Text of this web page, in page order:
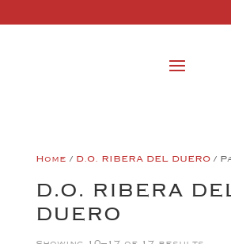
Home / D.O. RIBERA DEL DUERO/
D.O. RIBERA
DUERO